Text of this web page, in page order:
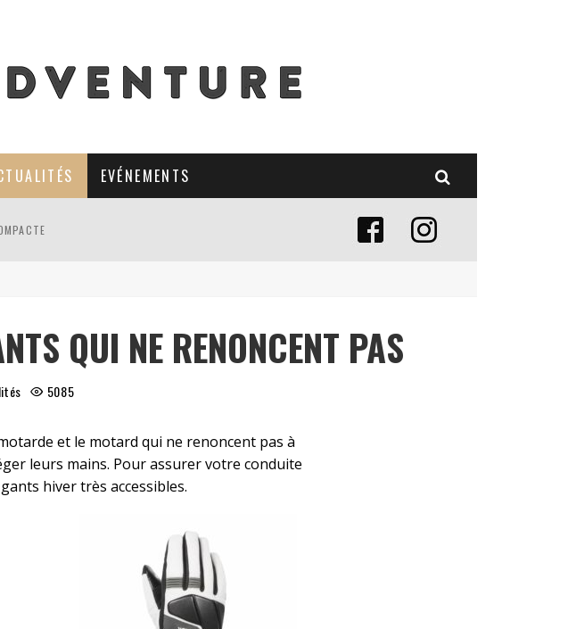
EVÉNEMENTS
GPS AVEC UN TEMPS D’AVANCE (MISE À JOUR 2024)
QUI NE RENONCENT PAS
5085
et le motard qui ne renoncent pas à
leurs mains. Pour assurer votre conduite
hiver très accessibles.